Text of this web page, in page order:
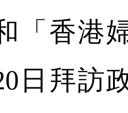
「香港
日拜訪